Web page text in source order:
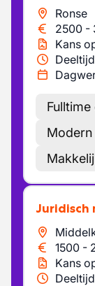
Ronse
2500 -
Kans
1500 -
Kans